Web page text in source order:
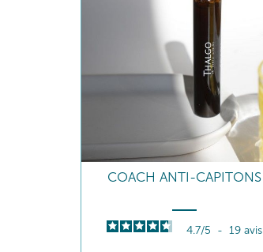
COACH ANTI-CAPITONS
4.7/5 - 19 avis